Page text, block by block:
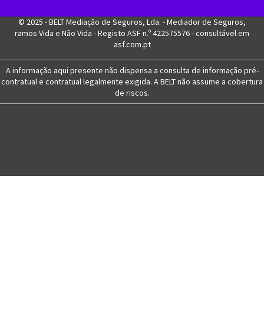
© 2025 - BELT Mediação de Seguros, Lda. - Mediador de Seguros,
ramos Vida e Não Vida - Registo ASF n.º 422575576 - consultável em
asf.com.pt
A informação aqui presente não dispensa a consulta de informação pré-
contratual e contratual legalmente exigida. A BELT não assume a cobertura
de riscos.